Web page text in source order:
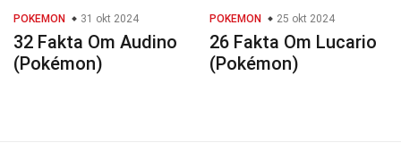
POKEMON 31 okt 2024
32 Fakta Om Audino
(Pokémon)
POKEMON 25 okt 2024
26 Fakta Om Lucario
(Pokémon)